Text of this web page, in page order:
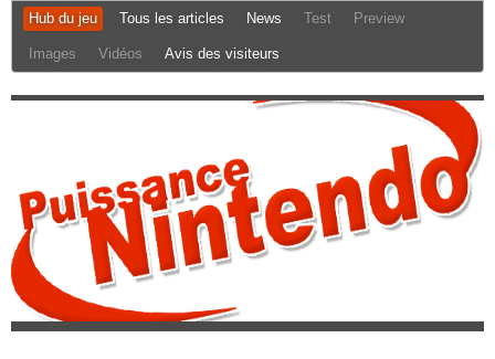
Hub du jeu Tous les articles News Test Preview
Images Vidéos Avis des visiteurs